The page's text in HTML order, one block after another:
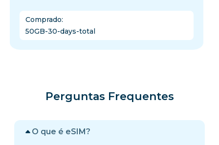
Comprado:
50GB-30-days-total
Perguntas Frequentes
O que é eSIM?